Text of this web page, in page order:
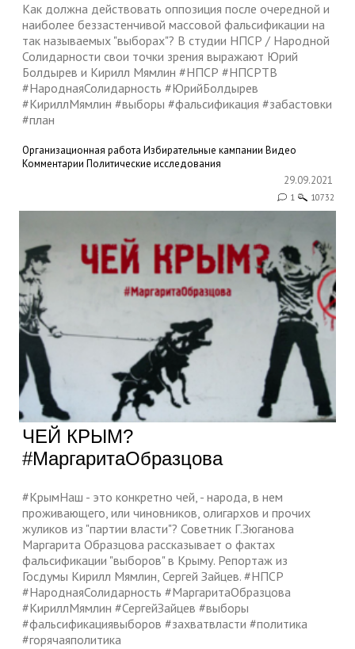
Как должна действовать оппозиция после очередной и
наиболее беззастенчивой массовой фальсификации на
так называемых "выборах"? В студии НПСР / Народной
Солидарности свои точки зрения выражают Юрий
Болдырев и Кирилл Мямлин #НПСР #НПСРТВ
#НароднаяСолидарность #ЮрийБолдырев
#КириллМямлин #выборы #фальсификация #забастовки
#план
Организационная работа Избирательные кампании Видео
Комментарии Политические исследования
29.09.2021
1 10732
ЧЕЙ КРЫМ?
#МаргаритаОбразцова
#КрымНаш - это конкретно чей, - народа, в нем
проживающего, или чиновников, олигархов и прочих
жуликов из "партии власти"? Советник Г.Зюганова
Маргарита Образцова рассказывает о фактах
фальсификации "выборов" в Крыму. Репортаж из
Госдумы Кирилл Мямлин, Сергей Зайцев. #НПСР
#НароднаяСолидарность #МаргаритаОбразцова
#КириллМямлин #СергейЗайцев #выборы
#фальсификациявыборов #захватвласти #политика
#горячаяполитика